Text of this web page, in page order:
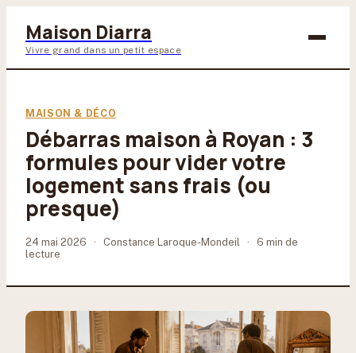
Maison Diarra
Vivre grand dans un petit espace
Maison & Déco
Jardinage
Lifestyle
MAISON & DÉCO
Débarras maison à Royan : 3
formules pour vider votre
logement sans frais (ou
presque)
24 mai 2026 · Constance Laroque-Mondeil ·
6 min de
lecture